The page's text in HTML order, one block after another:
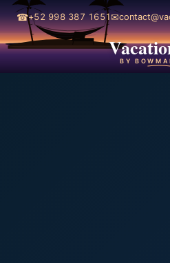
☎+52 998 387 1651✉
BY